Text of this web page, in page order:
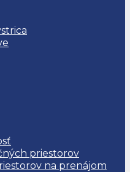
priestorov
na prenájom